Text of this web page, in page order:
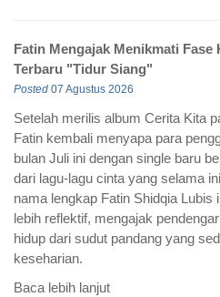
Fatin Mengajak Menikmati
Terbaru "Tidur Siang"
Posted 07 Agustus 2026
Setelah merilis album Cerita Kita
Fatin kembali menyapa para
bulan Juli ini dengan single baru
dari lagu-lagu cinta yang selama
nama lengkap Fatin Shidqia
lebih reflektif, mengajak
hidup dari sudut pandang yang
keseharian.
Baca lebih lanjut